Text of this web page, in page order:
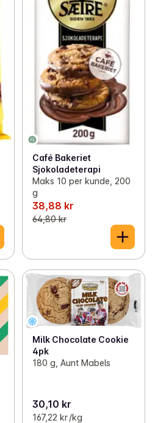
Café Bakeriet
Sjokoladeterapi
Maks 10 per kunde, 200
g
38,88 kr
64,80 kr
Milk Chocolate Cookie
4pk
180 g, Aunt Mabels
30,10 kr
167,22 kr /kg